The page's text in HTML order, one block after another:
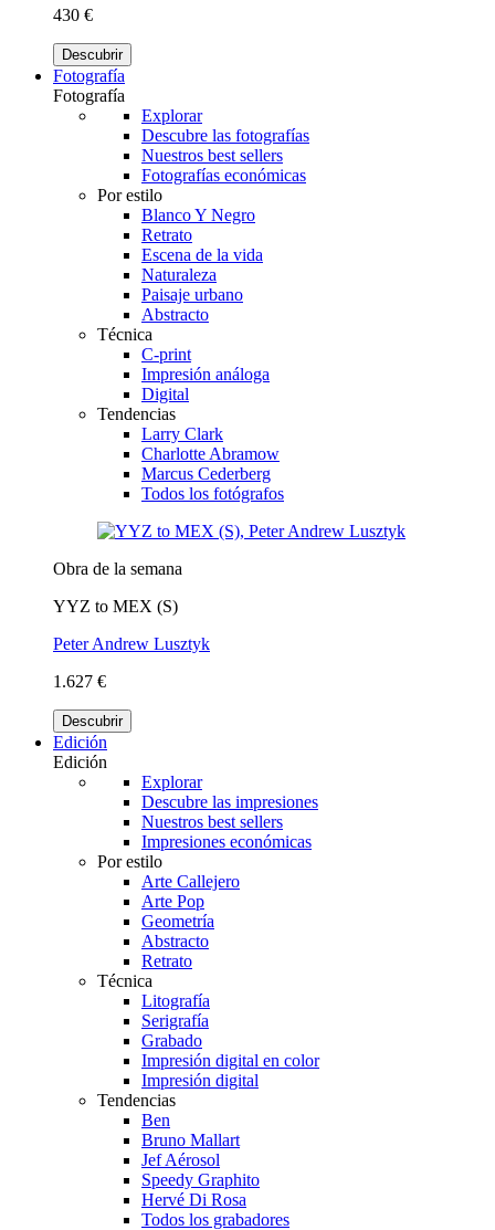
430 €
Descubrir
Fotografía
Fotografía
Explorar
Descubre las fotografías
Nuestros best sellers
Fotografías económicas
Por estilo
Blanco Y Negro
Retrato
Escena de la vida
Naturaleza
Paisaje urbano
Abstracto
Técnica
C-print
Impresión análoga
Digital
Tendencias
Larry Clark
Charlotte Abramow
Marcus Cederberg
Todos los fotógrafos
Obra de la semana
YYZ to MEX (S)
Peter Andrew Lusztyk
1.627 €
Descubrir
Edición
Edición
Explorar
Descubre las impresiones
Nuestros best sellers
Impresiones económicas
Por estilo
Arte Callejero
Arte Pop
Geometría
Abstracto
Retrato
Técnica
Litografía
Serigrafía
Grabado
Impresión digital en color
Impresión digital
Tendencias
Ben
Bruno Mallart
Jef Aérosol
Speedy Graphito
Hervé Di Rosa
Todos los grabadores